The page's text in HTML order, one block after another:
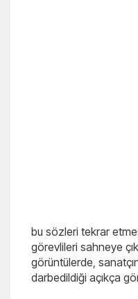
bu sözleri tekrar
görevlileri sahneye
görüntülerde,
darbedildiği açıkça